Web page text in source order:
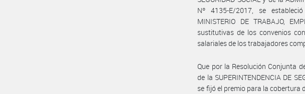
Nº 4135-E/2017, se estableció
MINISTERIO DE TRABAJO,
sustitutivas de los convenios
salariales de los trabajadores
Que por la Resolución Conjunta
de la SUPERINTENDENCIA DE
se fijó el premio para la cobertura